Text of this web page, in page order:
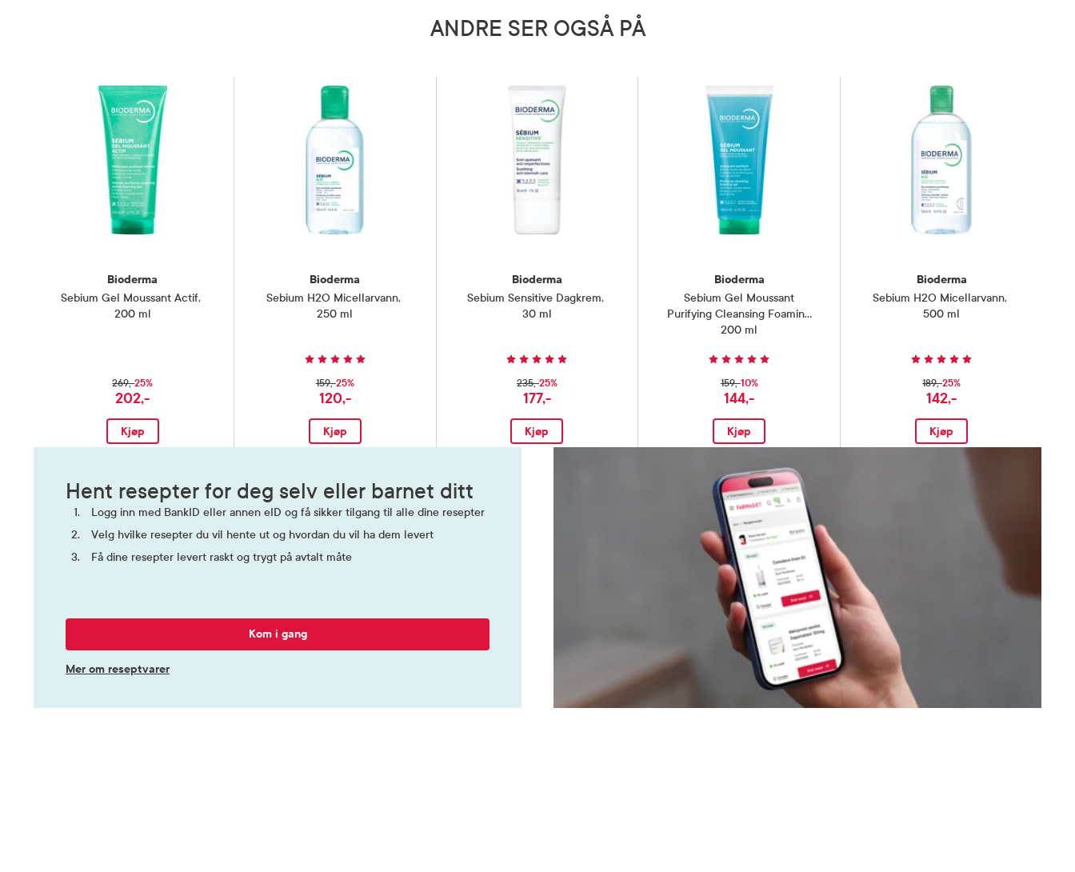
Oppbevaringsbetingelser Rom (15-25 grader)
ANDRE SER OGSÅ PÅ
Bioderma
Sebium Gel Moussant Actif,
200 ml
269,-25%
202,-
Kjøp
Bioderma
Sebium H2O Micellarvann,
250 ml
159,-25%
120,-
Kjøp
Bioderma
Sebium Sensitive Dagkrem,
30 ml
235,-25%
177,-
Kjøp
Bioderma
Sebium Gel Moussant
Purifying Cleansing Foaming
Gel,
200 ml
159,-10%
144,-
Kjøp
Bioderma
Sebium H2O Micellarvann,
500 ml
189,-25%
142,-
Kjøp
Hent resepter for deg selv eller barnet ditt
Logg inn med BankID eller annen eID og få sikker tilgang til alle dine resepter
Velg hvilke resepter du vil hente ut og hvordan du vil ha dem levert
Få dine resepter levert raskt og trygt på avtalt måte
Kom i gang
Mer om reseptvarer